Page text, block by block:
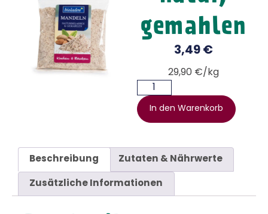
gemahlen
3,49 €
29,90 €/kg
In den Warenkorb
Beschreibung Zutaten & Nährwerte
Zusätzliche Informationen